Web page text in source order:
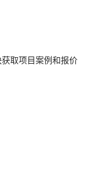
取项目案例和报价